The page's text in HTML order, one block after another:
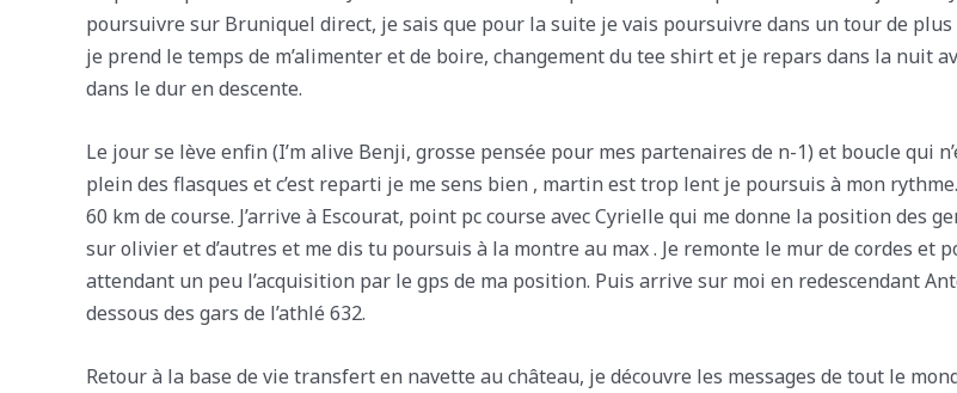
poursuivre sur Bruniquel direct, je sais que pour la suite je vais poursuivre dans un tour de plus
je prend le temps de m’alimenter et de boire, changement du tee shirt et je repars dans la nuit
dans le dur en descente.
Le jour se lève enfin (I’m alive Benji, grosse pensée pour mes partenaires de n-1) et boucle qui
plein des flasques et c’est reparti je me sens bien , martin est trop lent je poursuis à mon
60 km de course. J’arrive à Escourat, point pc course avec Cyrielle qui me donne la position des
sur olivier et d’autres et me dis tu poursuis à la montre au max . Je remonte le mur de cordes et
attendant un peu l’acquisition par le gps de ma position. Puis arrive sur moi en redescendant
dessous des gars de l’athlé 632.
Retour à la base de vie transfert en navette au château, je découvre les messages de tout le